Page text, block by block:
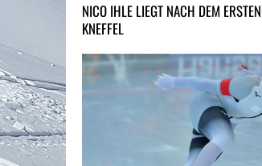
NICO IHLE LIEGT NACH DEM
KNEFFEL